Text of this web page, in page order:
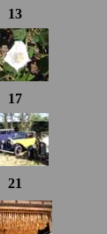
13
17
21